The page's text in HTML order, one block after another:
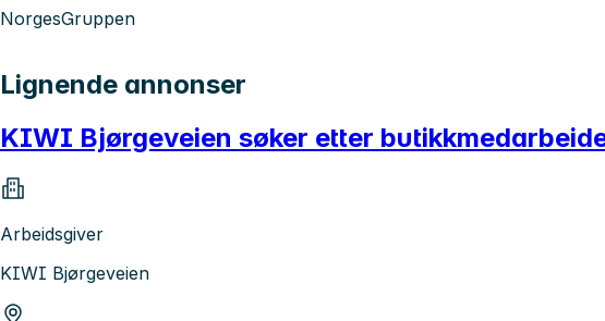
NorgesGruppen
Lignende annonser
KIWI Bjørgeveien søker etter
Arbeidsgiver
KIWI Bjørgeveien